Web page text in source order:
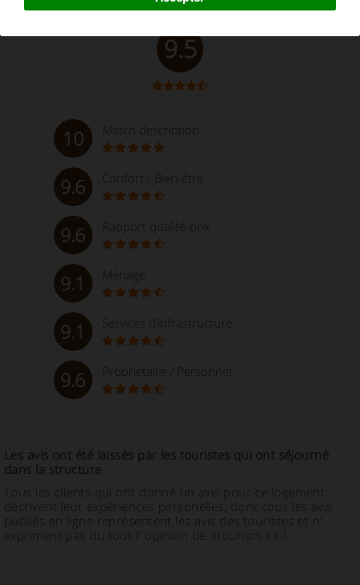
9.5
Exceptionnel
10 Match description
9.6 Confort / Bien-être
9.6 Rapport qualité-prix
9.1 Ménage
9.1 Services d’infrastructure
9.6 Propriétaire / Personnel
Les avis ont été laissés par les touristes qui ont séjourné
dans la structure
Tous les clients qui ont donné un avis pour ce logement
décrivent leur expériences personelles, donc tous les avis
publiés en ligne représentent les avis des touristes et n'
expriment pas du tout l' opinion de 4tourism s.r.l.